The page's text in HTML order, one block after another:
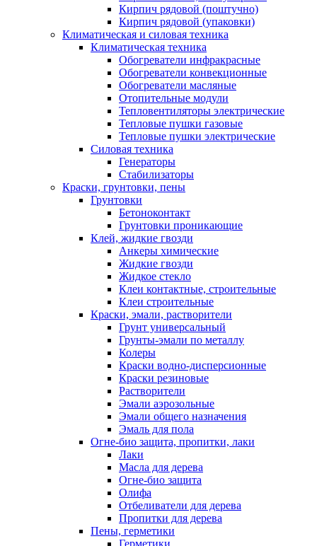
Кирпич рядовой (поштучно)
Кирпич рядовой (упаковки)
Климатическая и силовая техника
Климатическая техника
Обогреватели инфракрасные
Обогреватели конвекционные
Обогреватели масляные
Отопительные модули
Тепловентиляторы электрические
Тепловые пушки газовые
Тепловые пушки электрические
Силовая техника
Генераторы
Стабилизаторы
Краски, грунтовки, пены
Грунтовки
Бетоноконтакт
Грунтовки проникающие
Клей, жидкие гвозди
Анкеры химические
Жидкие гвозди
Жидкое стекло
Клеи контактные, строительные
Клеи строительные
Краски, эмали, растворители
Грунт универсальный
Грунты-эмали по металлу
Колеры
Краски водно-дисперсионные
Краски резиновые
Растворители
Эмали аэрозольные
Эмали общего назначения
Эмаль для пола
Огне-био защита, пропитки, лаки
Лаки
Масла для дерева
Огне-био защита
Олифа
Отбеливатели для дерева
Пропитки для дерева
Пены, герметики
Герметики